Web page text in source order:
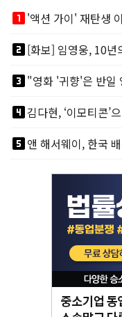
looks_one
looks_two[화보] 임영웅, 10년
looks_3"영화 '귀향'은 반일
looks_4김다현, ‘이모티콘’
looks_5앤 해서웨이, 한국